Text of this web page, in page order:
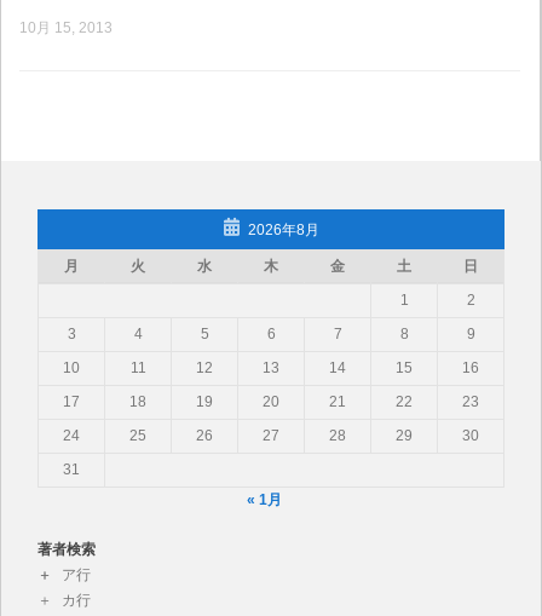
10月 15, 2013
2026年8月
月 火 水 木 金 土
日
1
2
3
4 5 6 7 8
9
10
11 12 13 14 15
16
17
18 19 20 21 22
23
24
25 26 27 28 29
30
31
« 1月
著者検索
ア行
カ行